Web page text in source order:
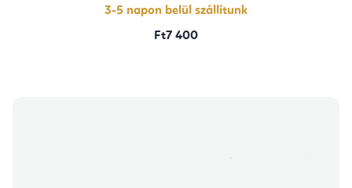
3-5 napon belül szállítunk
Ft7 400